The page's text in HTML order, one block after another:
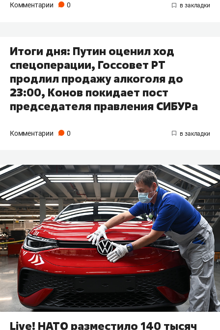
Комментарии 0
Итоги дня: Путин оценил ход
спецоперации, Госсовет РТ
продлил продажу алкоголя до
23:00, Конов покидает пост
председателя правления СИБУРа
Комментарии 0
Live! НАТО разместило 140 тысяч